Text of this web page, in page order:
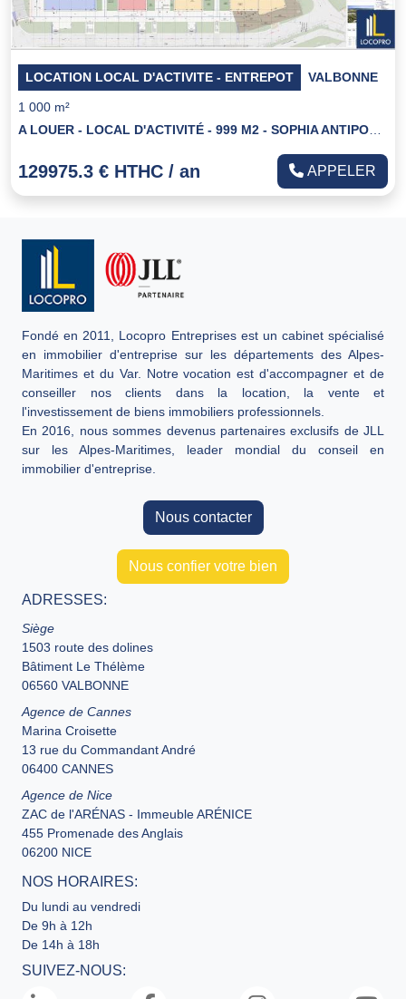
LOCATION LOCAL D'ACTIVITE - ENTREPOT VALBONNE
1 000 m²
129975.3 € HTHC / an APPELER
Fondé en 2011, Locopro Entreprises est un cabinet spécialisé
en immobilier d'entreprise sur les départements des Alpes-
Maritimes et du Var. Notre vocation est d'accompagner et de
conseiller nos clients dans la location, la vente et
l'investissement de biens immobiliers professionnels.
En 2016, nous sommes devenus partenaires exclusifs de JLL
sur les Alpes-Maritimes, leader mondial du conseil en
immobilier d'entreprise.
Nous contacter
Nous confier votre bien
ADRESSES:
Siège
1503 route des dolines
Bâtiment Le Thélème
06560 VALBONNE
Agence de Cannes
Marina Croisette
13 rue du Commandant André
06400 CANNES
Agence de Nice
ZAC de l'ARÉNAS - Immeuble ARÉNICE
455 Promenade des Anglais
06200 NICE
NOS HORAIRES:
Du lundi au vendredi
De 9h à 12h
De 14h à 18h
SUIVEZ-NOUS: